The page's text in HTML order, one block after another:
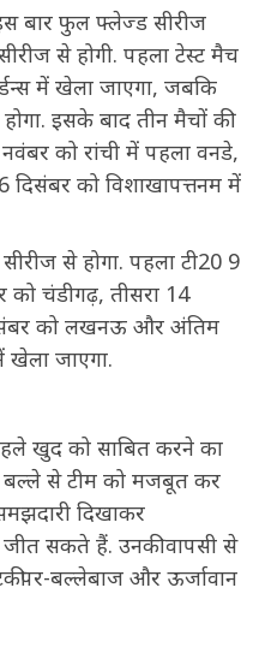
बार फुल फ्लेज्ड सीरीज
से होगी. पहला टेस्ट मैच
में खेला जाएगा, जबकि
इसके बाद तीन मैचों की
को रांची में पहला वनडे,
को विशाखापत्तनम में
से होगा. पहला टी20 9
चंडीगढ़, तीसरा 14
को लखनऊ और अंतिम
खेला जाएगा.
खुद को साबित करने का
से टीम को मजबूत कर
दिखाकर
जीत सकते हैं. उनकी वापसी से
बल्लेबाज और ऊर्जावान